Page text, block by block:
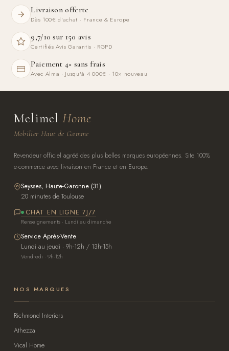
Livraison offerte
Dès 100€ d'achat · France & Europe
9,7/10 sur 150 avis
Certifiés Avis Garantis · RGPD
Paiement 4× sans frais
Avec Alma · Jusqu'à 4 000€ · 10× nouveau
Melimel Home
Mobilier Haut de Gamme
Revendeur officiel agréé des plus belles marques européennes. Site 100%
e-commerce avec livraison en France et en Europe.
Seysses, Haute-Garonne (31)
20 minutes de Toulouse
CHAT EN LIGNE 7J/7
Renseignements · Lundi au dimanche
Service Après-Vente
Lundi au jeudi · 9h-12h / 13h-15h
Vendredi · 9h-12h
NOS MARQUES
Richmond Interiors
Athezza
Vical Home